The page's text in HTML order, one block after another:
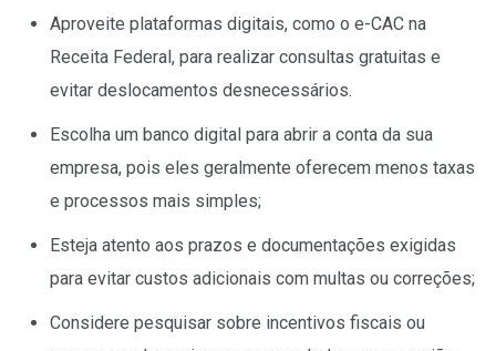
Aproveite plataformas digitais, como o e-CAC na
Receita Federal, para realizar consultas gratuitas e
evitar deslocamentos desnecessários.
Escolha um banco digital para abrir a conta da sua
empresa, pois eles geralmente oferecem menos taxas
e processos mais simples;
Esteja atento aos prazos e documentações exigidas
para evitar custos adicionais com multas ou correções;
Considere pesquisar sobre incentivos fiscais ou